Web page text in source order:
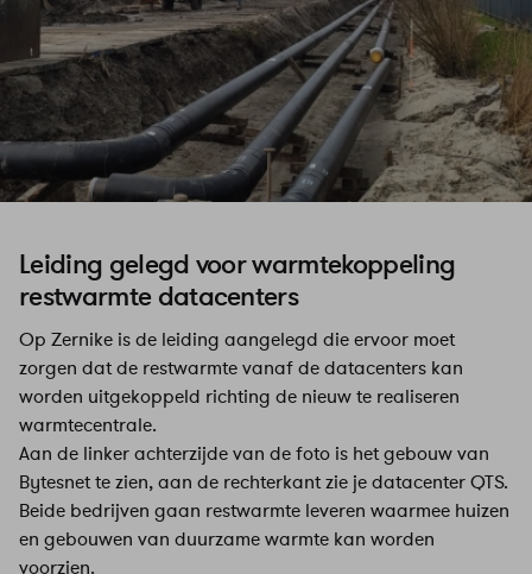
Leiding gelegd voor warmtekoppeling
restwarmte datacenters
Op Zernike is de leiding aangelegd die ervoor moet
zorgen dat de restwarmte vanaf de datacenters kan
worden uitgekoppeld richting de nieuw te realiseren
warmtecentrale.
Aan de linker achterzijde van de foto is het gebouw van
Bytesnet te zien, aan de rechterkant zie je datacenter QTS.
Beide bedrijven gaan restwarmte leveren waarmee huizen
en gebouwen van duurzame warmte kan worden
voorzien.